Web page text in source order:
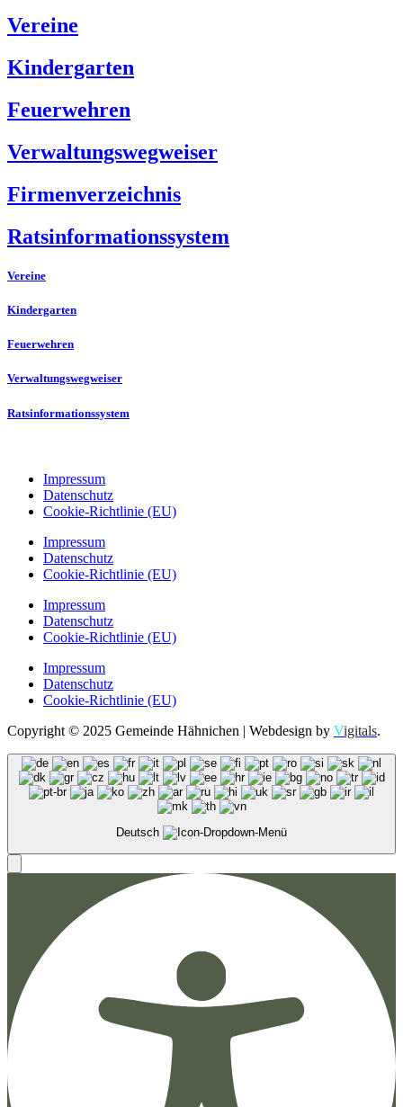
Vereine
Kindergarten
Feuerwehren
Verwaltungswegweiser
Firmenverzeichnis
Ratsinformationssystem
Vereine
Kindergarten
Feuerwehren
Verwaltungswegweiser
Ratsinformationssystem
Impressum
Datenschutz
Cookie-Richtlinie (EU)
Impressum
Datenschutz
Cookie-Richtlinie (EU)
Impressum
Datenschutz
Cookie-Richtlinie (EU)
Impressum
Datenschutz
Cookie-Richtlinie (EU)
Copyright © 2025 Gemeinde Hähnichen | Webdesign by Vigitals.
Deutsch